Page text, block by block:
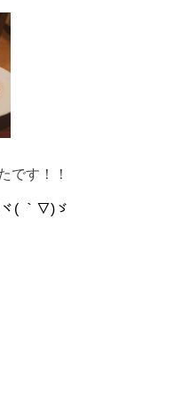
です！！
( ｀▽)ゞ